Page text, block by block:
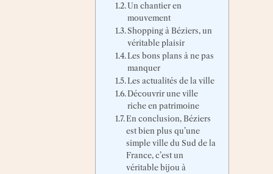
Un chantier en
mouvement
Shopping à Béziers, un
véritable plaisir
Les bons plans à ne pas
manquer
Les actualités de la ville
Découvrir une ville
riche en patrimoine
En conclusion, Béziers
est bien plus qu’une
simple ville du Sud de la
France, c’est un
véritable bijou à